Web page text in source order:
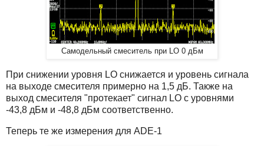
Самодельный смеситель при LO 0 дБм
При снижении уровня LO снижается и уровень сигнала
на выходе смесителя примерно на 1,5 дБ. Также на
выход смесителя "протекает" сигнал LO с уровнями
-43,8 дБм и -48,8 дБм соответственно.
Теперь те же измерения для ADE-1